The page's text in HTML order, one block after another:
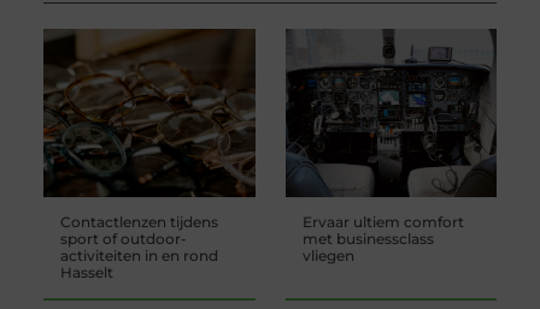
Contactlenzen tijdens
sport of outdoor-
activiteiten in en rond
Hasselt
Ervaar ultiem comfort
met businessclass
vliegen